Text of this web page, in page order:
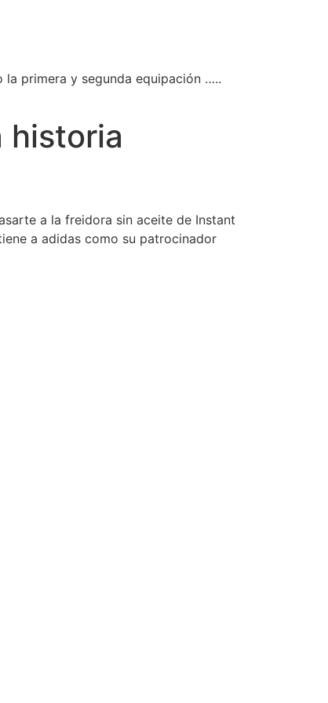
la primera y segunda equipación …..
historia
a la freidora sin aceite de Instant
a adidas como su patrocinador